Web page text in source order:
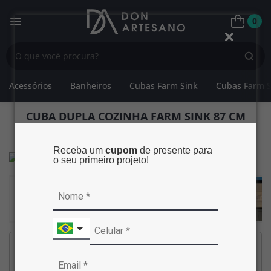
Receba um cupom de presente para
o seu primeiro projeto!
0
Acessórios Banheiros Cubas Farm Sink Cubas Farm
CUBA DUPLA COZINHA FARM SINK 87 CM
FRENTE QUADRATTA ESTILO FAZENDA